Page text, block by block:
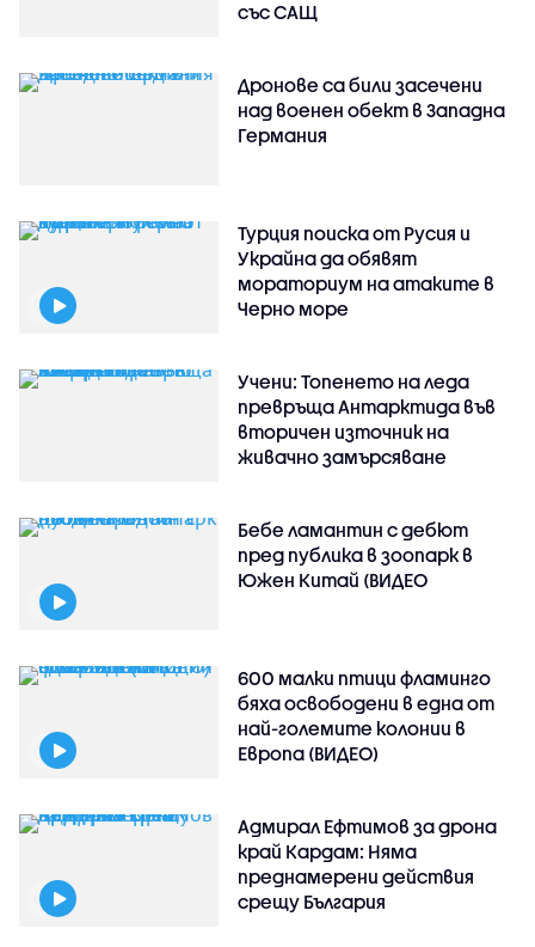
със САЩ
Дронове са били засечени
над военен обект в Западна
Германия
Турция поиска от Русия и
Украйна да обявят
мораториум на атаките в
Черно море
Учени: Топенето на леда
превръща Антарктида във
вторичен източник на
живачно замърсяване
Бебе ламантин с дебют
пред публика в зоопарк в
Южен Китай (ВИДЕО
600 малки птици фламинго
бяха освободени в една от
най-големите колонии в
Европа (ВИДЕО)
Адмирал Ефтимов за дрона
край Кардам: Няма
преднамерени действия
срещу България